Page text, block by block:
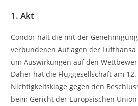
1. Akt
Condor hält die mit der
verbundenen Auflagen der
um Auswirkungen auf den
Daher hat die Fluggesellschaft am 12.
Nichtigkeitsklage gegen den
beim Gericht der Europäischen Union